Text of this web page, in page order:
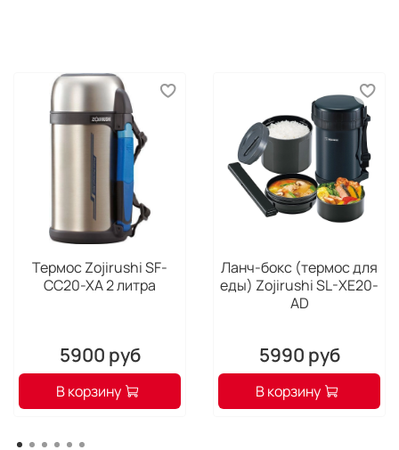
Тип: Рюкзак для камеры и ноутбука
Матрица: 12"-14"
Материал: Специальный нейлон ''Jacquard''
Защита: Влагозащита
Отделение для камеры с боковым доступом
Внутренние съемные перегородки
Вес нетто, кг: 1
Основное отделение, см: 28 x 36 x .3.2
Размеры, см: 29.2 x 44.5 x 17.1
Термос Zojirushi SF-
CC20-XA 2 литра
5900 руб
В корзину
Ланч-бокс (термос для
еды) Zojirushi SL-XE20-
AD
5990 руб
В корзину